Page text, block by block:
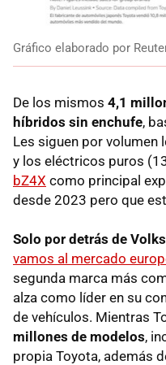
Gráfico elaborado por
De los mismos 4,1
híbridos sin enchufe,
Les siguen por volumen
y los eléctricos puros
bZ4X como principal
desde 2023 pero que
Solo por detrás de
vamos al mercado
segunda marca más
alza como líder en su
de vehículos. Mientras
millones de modelos,
propia Toyota, además